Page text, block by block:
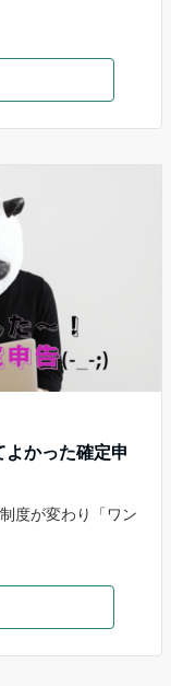
かった確定申
度が変わり「ワン